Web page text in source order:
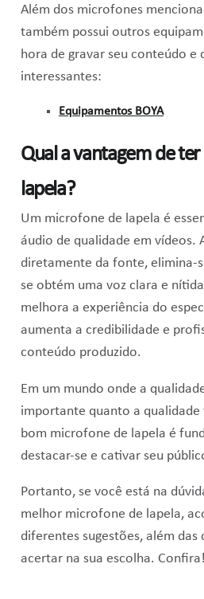
Além dos microfones
também possui outros
hora de gravar seu conteúdo e
interessantes:
Equipamentos BOYA
Qual a vantagem de
lapela?
Um microfone de lapela é
áudio de qualidade em vídeos.
diretamente da fonte, elimina-
se obtém uma voz clara e
melhora a experiência do
aumenta a credibilidade e
conteúdo produzido.
Em um mundo onde a
importante quanto a qualidade
bom microfone de lapela é
destacar-se e cativar seu
Portanto, se você está na
melhor microfone de lapela,
diferentes sugestões, além das
acertar na sua escolha. Confira!